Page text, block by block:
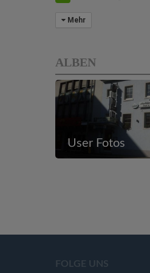
Mehr
ALBEN
User Fotos
FOLGE UNS